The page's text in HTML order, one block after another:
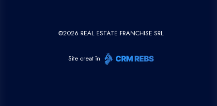
©2026 REAL ESTATE FRANCHISE SRL
Site creat în